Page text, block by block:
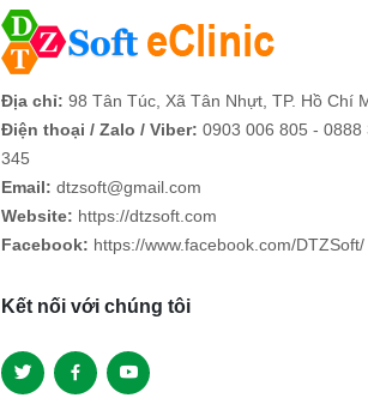
Địa chỉ: 98 Tân Túc, Xã Tân Nhựt, TP. Hồ Chí
Điện thoại / Zalo / Viber: 0903 006 805 - 0888
345
Email: dtzsoft@gmail.com
Website: https://dtzsoft.com
Facebook: https://www.facebook.com/DTZSoft/
Kết nối với chúng tôi